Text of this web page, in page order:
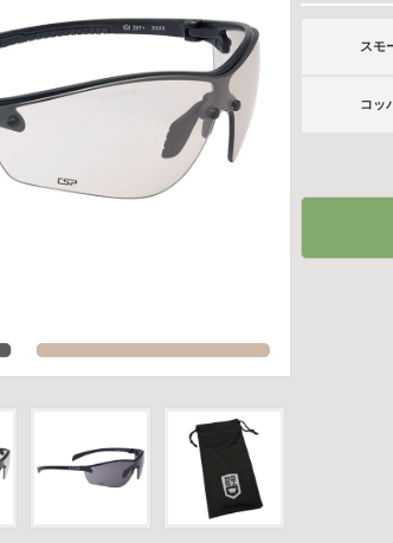
スモ
コッ